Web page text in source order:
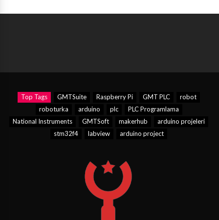
Top Tags GMTSuite Raspberry Pi GMT PLC
robot
roboturka
arduino plc
PLC Programlama
National Instruments
GMTSoft makerhub
arduino projeleri
stm32f4
labview arduino project